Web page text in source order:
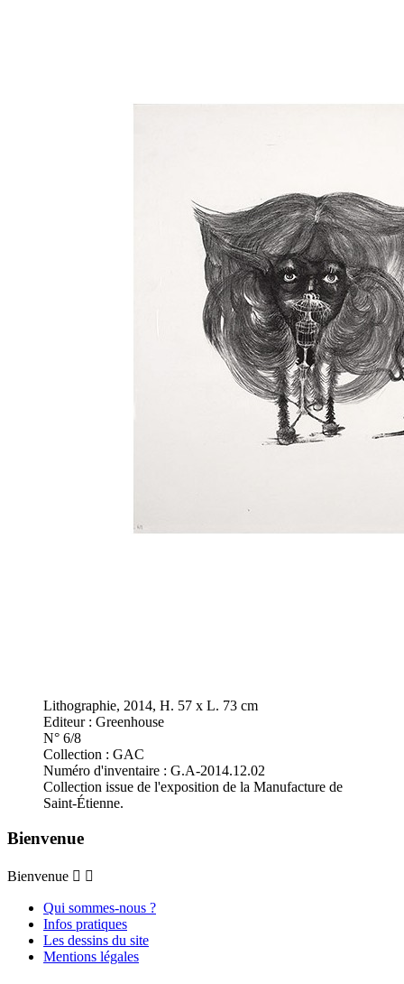
Lithographie, 2014, H. 57 x L. 73 cm
Editeur : Greenhouse
N° 6/8
Collection : GAC
Numéro d'inventaire : G.A-2014.12.02
Collection issue de l'exposition de la Manufacture de
Saint-Étienne.
Bienvenue
Bienvenue  
Qui sommes-nous ?
Infos pratiques
Les dessins du site
Mentions légales